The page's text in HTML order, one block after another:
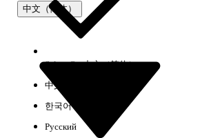
中文（简体）
Select Org中文（简体）
中文（繁体）
한국어
Русский